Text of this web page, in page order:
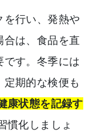
を行い、発熱や
合は、食品を直
です。冬季には
期的な検便も
康状態を記録す
慣化しましょ